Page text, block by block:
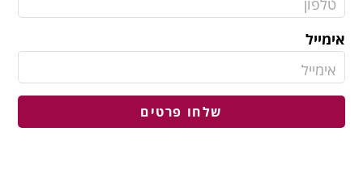
אימייל
שלחו פרטים